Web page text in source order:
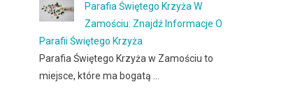
Parafia Świętego Krzyża W
Zamościu: Znajdź Informacje O
Parafii Świętego Krzyża
Parafia Świętego Krzyża w Zamościu to
miejsce, które ma bogatą …